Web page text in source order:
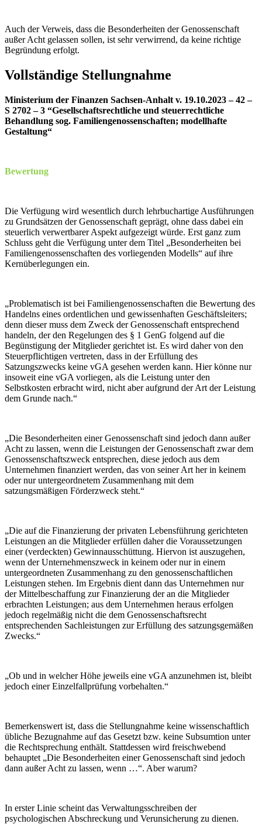
Auch der Verweis, dass die Besonderheiten der Genossenschaft
außer Acht gelassen sollen, ist sehr verwirrend, da keine richtige
Begründung erfolgt.
Vollständige Stellungnahme
Ministerium der Finanzen Sachsen-Anhalt v. 19.10.2023 – 42 –
S 2702 – 3 “Gesellschaftsrechtliche und steuerrechtliche
Behandlung sog. Familiengenossenschaften; modellhafte
Gestaltung“
Bewertung
Die Verfügung wird wesentlich durch lehrbuchartige Ausführungen
zu Grundsätzen der Genossenschaft geprägt, ohne dass dabei ein
steuerlich verwertbarer Aspekt aufgezeigt würde. Erst ganz zum
Schluss geht die Verfügung unter dem Titel „Besonderheiten bei
Familiengenossenschaften des vorliegenden Modells“ auf ihre
Kernüberlegungen ein.
„Problematisch ist bei Familiengenossenschaften die Bewertung des
Handelns eines ordentlichen und gewissenhaften Geschäftsleiters;
denn dieser muss dem Zweck der Genossenschaft entsprechend
handeln, der den Regelungen des § 1 GenG folgend auf die
Begünstigung der Mitglieder gerichtet ist. Es wird daher von den
Steuerpflichtigen vertreten, dass in der Erfüllung des
Satzungszwecks keine vGA gesehen werden kann. Hier könne nur
insoweit eine vGA vorliegen, als die Leistung unter den
Selbstkosten erbracht wird, nicht aber aufgrund der Art der Leistung
dem Grunde nach.“
„Die Besonderheiten einer Genossenschaft sind jedoch dann außer
Acht zu lassen, wenn die Leistungen der Genossenschaft zwar dem
Genossenschaftszweck entsprechen, diese jedoch aus dem
Unternehmen finanziert werden, das von seiner Art her in keinem
oder nur untergeordnetem Zusammenhang mit dem
satzungsmäßigen Förderzweck steht.“
„Die auf die Finanzierung der privaten Lebensführung gerichteten
Leistungen an die Mitglieder erfüllen daher die Voraussetzungen
einer (verdeckten) Gewinnausschüttung. Hiervon ist auszugehen,
wenn der Unternehmenszweck in keinem oder nur in einem
untergeordneten Zusammenhang zu den genossenschaftlichen
Leistungen stehen. Im Ergebnis dient dann das Unternehmen nur
der Mittelbeschaffung zur Finanzierung der an die Mitglieder
erbrachten Leistungen; aus dem Unternehmen heraus erfolgen
jedoch regelmäßig nicht die dem Genossenschaftsrecht
entsprechenden Sachleistungen zur Erfüllung des satzungsgemäßen
Zwecks.“
„Ob und in welcher Höhe jeweils eine vGA anzunehmen ist, bleibt
jedoch einer Einzelfallprüfung vorbehalten.“
Bemerkenswert ist, dass die Stellungnahme keine wissenschaftlich
übliche Bezugnahme auf das Gesetzt bzw. keine Subsumtion unter
die Rechtsprechung enthält. Stattdessen wird freischwebend
behauptet „Die Besonderheiten einer Genossenschaft sind jedoch
dann außer Acht zu lassen, wenn …“. Aber warum?
In erster Linie scheint das Verwaltungsschreiben der
psychologischen Abschreckung und Verunsicherung zu dienen.